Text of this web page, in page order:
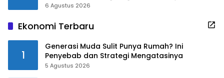
6 Agustus 2026
Ekonomi Terbaru
1
Generasi Muda Sulit Punya Rumah? Ini
Penyebab dan Strategi Mengatasinya
5 Agustus 2026